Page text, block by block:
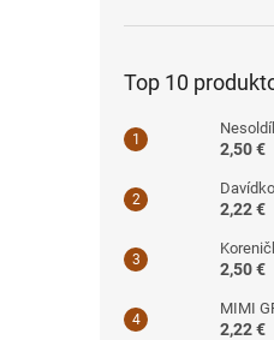
Top 10
2,50 €
2,22 €
2,50 €
MIMI
2,22 €